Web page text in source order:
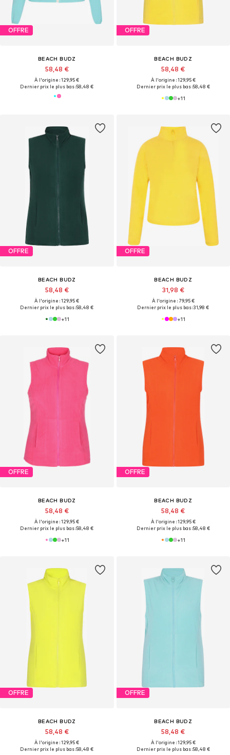
OFFRE
BEACH BUDZ
58,48 €
À l'origine : 129,95 €
Dernier prix le plus bas :58,48 €
OFFRE
BEACH BUDZ
58,48 €
À l'origine : 129,95 €
Dernier prix le plus bas :58,48 €
+11
OFFRE
BEACH BUDZ
58,48 €
À l'origine : 129,95 €
Dernier prix le plus bas :58,48 €
+11
OFFRE
BEACH BUDZ
31,98 €
À l'origine : 79,95 €
Dernier prix le plus bas :31,98 €
+11
OFFRE
BEACH BUDZ
58,48 €
À l'origine : 129,95 €
Dernier prix le plus bas :58,48 €
+11
OFFRE
BEACH BUDZ
58,48 €
À l'origine : 129,95 €
Dernier prix le plus bas :58,48 €
+11
OFFRE
BEACH BUDZ
58,48 €
À l'origine : 129,95 €
Dernier prix le plus bas :58,48 €
OFFRE
BEACH BUDZ
58,48 €
À l'origine : 129,95 €
Dernier prix le plus bas :58,48 €